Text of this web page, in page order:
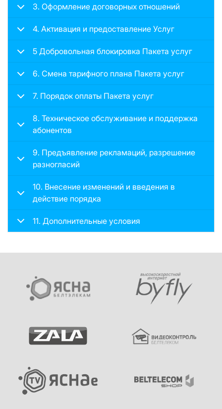
3. Оформление договорных отношений
4. Активация и предоставление Услуг
5 Добровольная блокировка Пакета услуг
6. Смена тарифного плана Пакета услуг
7. Порядок оплаты Пакета услуг
8. Техническое обслуживание и поддержка
абонентов
9. Предъявление рекламаций, разрешение
разногласий
10. Внесение изменений и введения в
действие порядка
11. Дополнительные условия